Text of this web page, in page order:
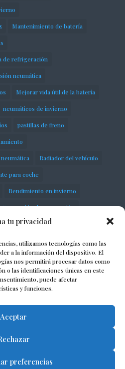
tu privacidad
utilizamos tecnologías como las
a la información del dispositivo. El
nos permitirá procesar datos como
o las identificaciones únicas en este
puede afectar
y funciones.
Aceptar
preferencias
Mantenimiento de batería
de refrigeración
neumática
Mejorar vida útil de la batería
neumáticos de invierno
pastillas de freno
Radiador del vehículo
para coche
Rendimiento en invierno
Reparación de suspensión
servicios
Sobrecalentamiento del motor
defectuosa
motor Suspensión de vehículos
taller Termostato automotriz